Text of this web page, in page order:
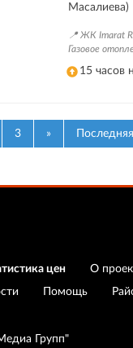
Масалиева)
📍 ЖК Imarat
Газовое
15 часов
3 »ВпередПоследняя
цен О
Помощь
Групп"